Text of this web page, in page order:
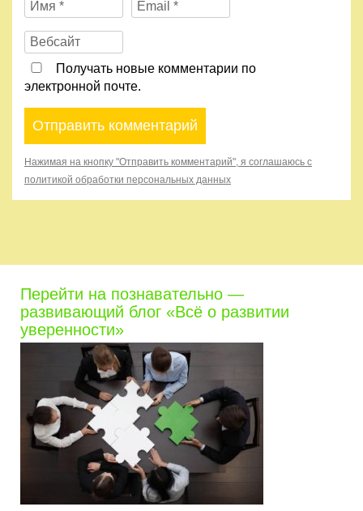
Получать новые комментарии по
электронной почте.
Нажимая на кнопку "Отправить комментарий", я соглашаюсь с
политикой обработки персональных данных
Перейти на познавательно —
развивающий блог «Всё о развитии
уверенности»